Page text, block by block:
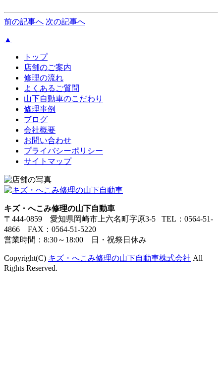
前の記事へ 次の記事へ
▲
トップ
店舗のご案内
修理の流れ
よくあるご質問
山下自動車のこだわり
修理事例
ブログ
会社概要
お問い合わせ
プライバシーポリシー
サイトマップ
キズ・へこみ修理の山下自動車
〒444-0859 愛知県岡崎市上六名町字原3-5 TEL：0564-51-
4866 FAX：0564-51-5220
営業時間：8:30～18:00 日・祝祭日休み
Copyright(C) キズ・へこみ修理の山下自動車株式会社 All
Rights Reserved.